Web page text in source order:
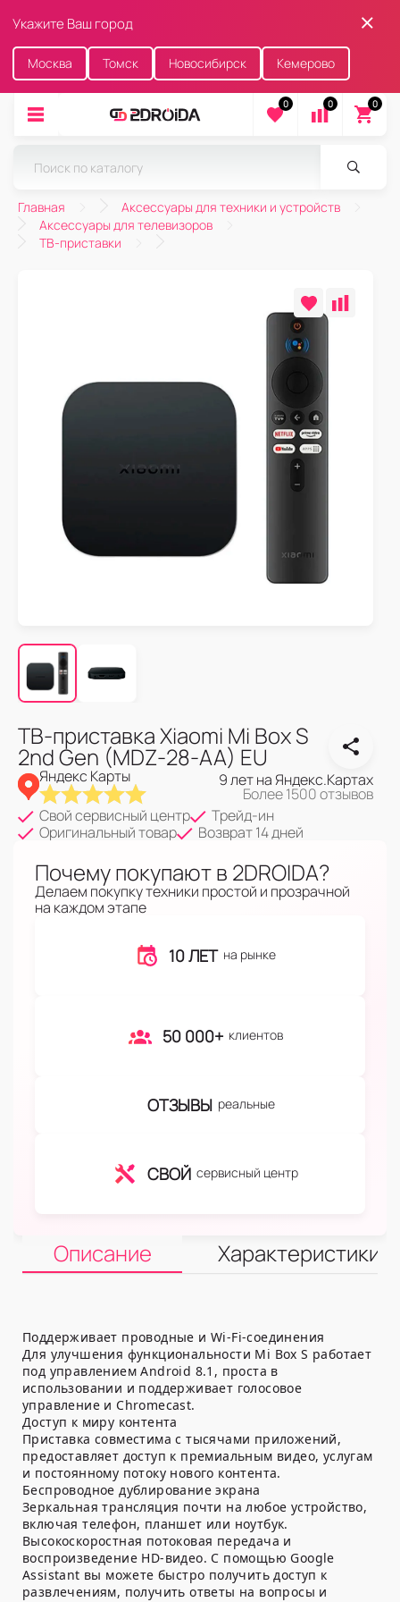
Укажите Ваш город
Москва Томск Новосибирск Кемерово
0 0 0
Главная
Аксессуары для техники и устройств
Аксессуары для телевизоров
ТВ-приставки
ТВ-приставка Xiaomi Mi Box S
2nd Gen (MDZ-28-AA) EU
Яндекс Карты 9 лет на Яндекс.Картах
Более 1500 отзывов
Свой сервисный центр
Трейд-ин
Оригинальный товар
Возврат 14 дней
Почему покупают в 2DROIDA?
Делаем покупку техники простой и прозрачной
на каждом этапе
10 ЛЕТ на рынке
50 000+ клиентов
ОТЗЫВЫ реальные
СВОЙ сервисный центр
Описание Характеристики
Поддерживает проводные и Wi-Fi-соединения
Для улучшения функциональности Mi Box S работает
под управлением Android 8.1, проста в
использовании и поддерживает голосовое
управление и Chromecast.
Доступ к миру контента
Приставка совместима с тысячами приложений,
предоставляет доступ к премиальным видео, услугам
и постоянному потоку нового контента.
Беспроводное дублирование экрана
Зеркальная трансляция почти на любое устройство,
включая телефон, планшет или ноутбук.
Высокоскоростная потоковая передача и
воспроизведение HD-видео. С помощью Google
Assistant вы можете быстро получить доступ к
развлечениям, получить ответы на вопросы и